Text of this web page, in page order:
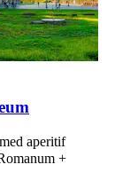
aperitif
+